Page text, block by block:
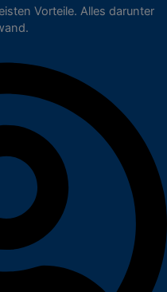
Vorteile. Alles darunter